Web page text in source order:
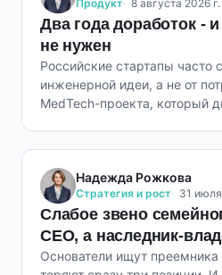
Продукт 8 августа 2026 г.
Два года доработок -
не нужен
Российские стартапы часто
инженерной идеи, а не от
MedTech-проекта, который
Надежда Рожкова
Стратегия и рост 31
Слабое звено
CEO, а наследник-
Основатели ищут преемника